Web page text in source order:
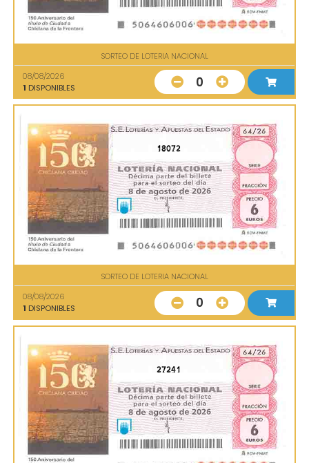
SORTEO DE LOTERIA NACIONAL
08/08/2026
1 DISPONIBLES 0
18072
SORTEO DE LOTERIA NACIONAL
08/08/2026
1 DISPONIBLES 0
27241